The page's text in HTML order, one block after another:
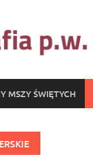
MSZY ŚWIĘTYCH